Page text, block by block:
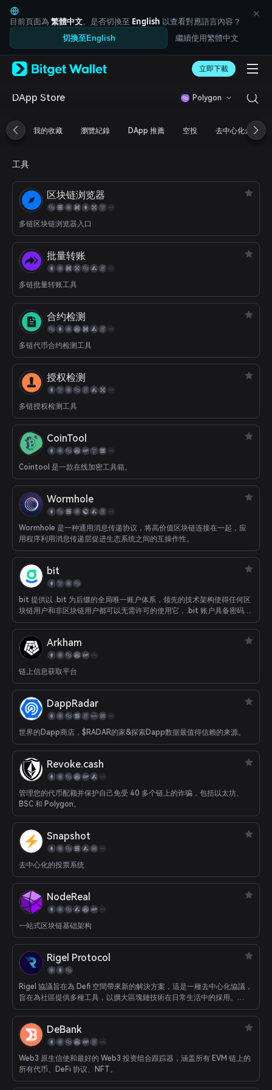
English
日本語
Tiếng Việt
Русский
Español (Latinoamérica)
Türkçe
Français
简体中文
繁體中文
Bahasa Indonesia
ภาษาไทย
العربية
Español
Português (Brasil)
Español (Argentina)
目前頁面為 繁體中文。是否切換至 English 以查看對應語言內容？
切換至English 繼續使用繁體中文
立即下載
DApp Store Polygon
我的收藏 瀏覽紀錄 DApp 推薦 空投 去中心化金融
工具
区块链浏览器
多链区块链浏览器入口
批量转账
多链批量转账工具
合约检测
多链代币合约检测工具
授权检测
多链授权检测工具
CoinTool
Cointool 是一款在线加密工具箱。
Wormhole
Wormhole 是一种通用消息传递协议，将高价值区块链连接在一起，应
用程序利用消息传递层促进生态系统之间的互操作性。
bit
bit 提供以 .bit 为后缀的全局唯一账户体系，领先的技术架构使得任何区
块链用户和非区块链用户都可以无需许可的使用它，.bit 账户具备密码学
级别安全的跨链特性，是满足整个 Web3.0 终极要求的 DID 系统。 .bit
口，也可以作为去中心化的个人主页（.bit.cc），还可以衔接 Web2.0 和
Web3.0。
Arkham
链上信息获取平台
DappRadar
世界的Dapp商店，$RADAR的家&探索Dapp数据最值得信赖的来源。
Revoke.cash
管理您的代币配额并保护自己免受 40 多个链上的诈骗，包括以太坊、
BSC 和 Polygon。
Snapshot
去中心化的投票系统
NodeReal
一站式区块链基础架构
Rigel Protocol
Rigel 協議旨在為 Defi 空間帶來新的解決方案，這是一種去中心化協議，
旨在為社區提供多種工具，以擴大區塊鏈技術在日常生活中的採用。
Rigel 協議完全由 Rigel 協議社區設計、設置、開發和驅動。 所有提案和
DeBank
Web3 原生信使和最好的 Web3 投资组合跟踪器，涵盖所有 EVM 链上的
所有代币、DeFi 协议、NFT。